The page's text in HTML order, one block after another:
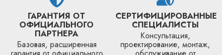
ГАРАНТИЯ ОТ
ОФИЦИАЛЬНОГО
ПАРТНЕРА
Базовая, расширенная
СЕРТИФИЦИРОВАННЫЕ
СПЕЦИАЛИСТЫ
Консультация,
проектирование, монтаж,